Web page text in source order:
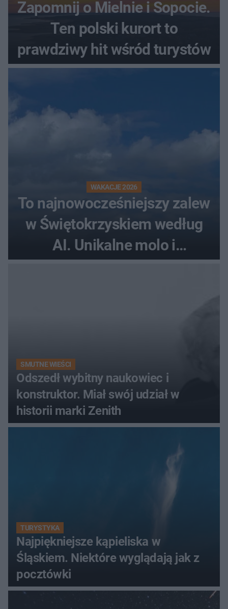
Zapomnij o Mielnie i Sopocie.
Ten polski kurort to
prawdziwy hit wśród turystów
WAKACJE 2026
To najnowocześniejszy zalew
w Świętokrzyskiem według
AI. Unikalne molo i
promenada
SMUTNE WIEŚCI
Odszedł wybitny naukowiec i
konstruktor. Miał swój udział w
historii marki Zenith
TURYSTYKA
Najpiękniejsze kąpieliska w
Śląskiem. Niektóre wyglądają jak z
pocztówki